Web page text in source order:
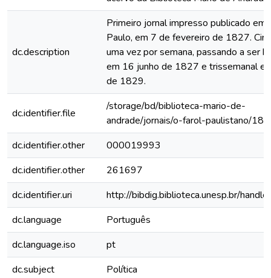
dc.description
Primeiro jornal impresso publicado em
Paulo, em 7 de fevereiro de 1827.
uma vez por semana, passando a ser
em 16 junho de 1827 e trissemanal
de 1829.
dc.identifier.file
/storage/bd/biblioteca-mario-de-
andrade/jornais/o-farol-paulistano/
dc.identifier.other
000019993
dc.identifier.other
261697
dc.identifier.uri
http://bibdig.biblioteca.unesp.br/
dc.language
Português
dc.language.iso
pt
dc.subject
Política